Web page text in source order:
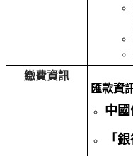
繳費資訊
匯款資
中國
「